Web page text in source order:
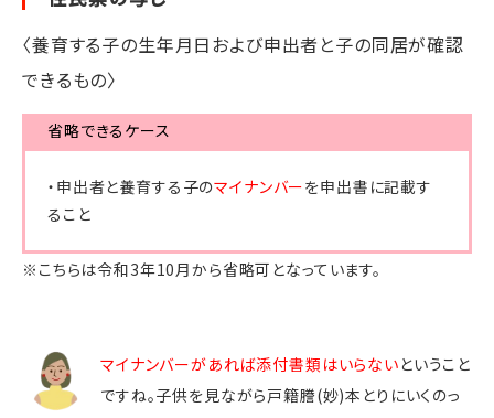
〈養育する子の生年月日および申出者と子の同居が確認
できるもの〉
省略できるケース
・申出者と養育する子のマイナンバーを申出書に記載す
ること
※こちらは令和3年10月から省略可となっています。
マイナンバーがあれば添付書類はいらないということ
ですね。子供を見ながら戸籍謄(妙)本とりにいくのっ